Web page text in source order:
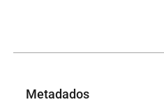
Metadados